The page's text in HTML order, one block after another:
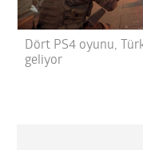
Dört PS4 oyunu,
geliyor